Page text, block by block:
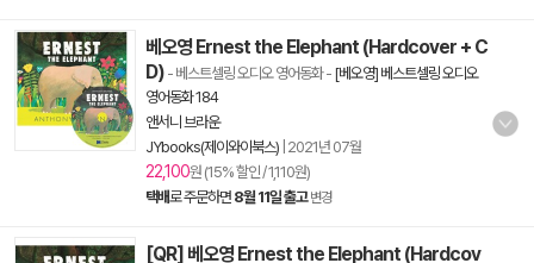
베오영 Ernest the Elephant (Hardcover + C
D) - 베스트셀링 오디오 영어동화- [베오영] 베스트셀링 오디오
영어동화 184
앤서니 브라운
JYbooks(제이와이북스) 2021년 07월
22,100원 (15% 할인 / 1,110원)
택배로 주문하면 8월 11일 출고 변경
[QR] 베오영 Ernest the Elephant (Hardcov